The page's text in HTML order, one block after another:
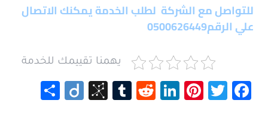
للتواصل مع الشركة لطلب الخدمة يمكنك الاتصال
علي الرقم0500626449
يهمنا تقييمك للخدمة
Fa
T
Pi
Li
Tu
Bi
Di